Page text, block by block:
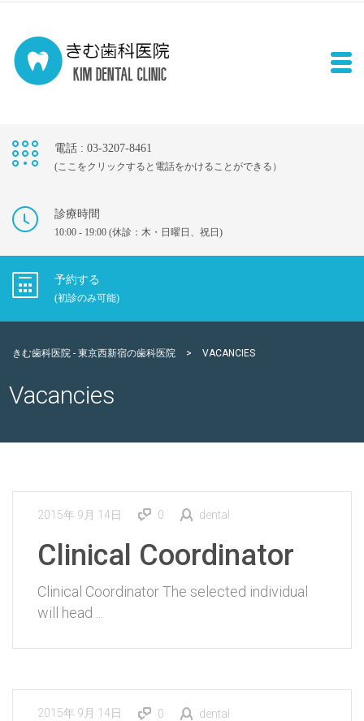
電話 : 03-3207-8461
(ここをクリックすると電話をかけることができる）
診療時間
10:00 - 19:00 (休診：木・日曜日、祝日)
予約する
(初診のみ可能)
きむ歯科医院 - 東京西新宿の歯科医院 > VACANCIES
Vacancies
2015年 9月 14日 0 dental
Clinical Coordinator
Clinical Coordinator The selected individual
will head ...
2015年 9月 14日 0 dental